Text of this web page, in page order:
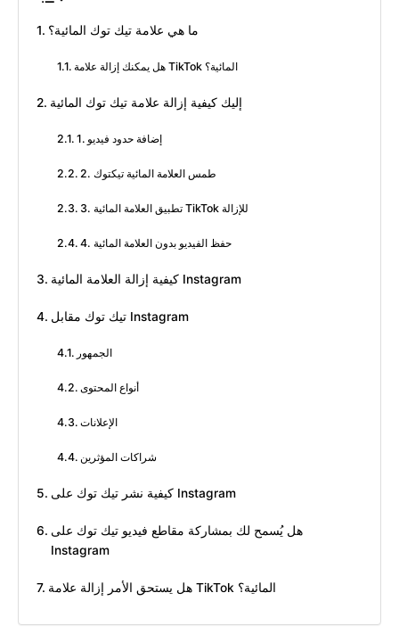
ما هي علامة تيك توك المائية؟
هل يمكنك إزالة علامة TikTok المائية؟
إليك كيفية إزالة علامة تيك توك المائية
1. إضافة حدود فيديو
2. طمس العلامة المائية تيكتوك
3. تطبيق العلامة المائية TikTok للإزالة
4. حفظ الفيديو بدون العلامة المائية
كيفية إزالة العلامة المائية Instagram
تيك توك مقابل Instagram
الجمهور
أنواع المحتوى
الإعلانات
شراكات المؤثرين
كيفية نشر تيك توك على Instagram
هل يُسمح لك بمشاركة مقاطع فيديو تيك توك على
Instagram
هل يستحق الأمر إزالة علامة TikTok المائية؟